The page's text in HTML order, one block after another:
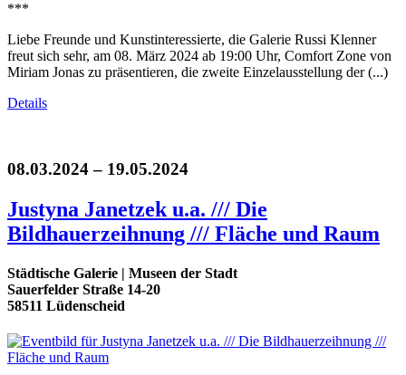
***
Liebe Freunde und Kunstinteressierte, die Galerie Russi Klenner
freut sich sehr, am 08. März 2024 ab 19:00 Uhr, Comfort Zone von
Miriam Jonas zu präsentieren, die zweite Einzelausstellung der (...)
Details
08.03.2024 – 19.05.2024
Justyna Janetzek u.a. /// Die
Bildhauerzeihnung /// Fläche und Raum
Städtische Galerie | Museen der Stadt
Sauerfelder Straße 14-20
58511 Lüdenscheid